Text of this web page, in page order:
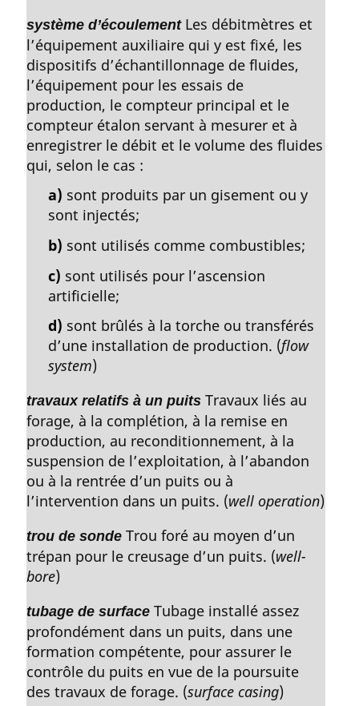
système d’écoulementLes débitmètres et
l’équipement auxiliaire qui y est fixé, les
dispositifs d’échantillonnage de fluides,
l’équipement pour les essais de
production, le compteur principal et le
compteur étalon servant à mesurer et à
enregistrer le débit et le volume des fluides
qui, selon le cas :
a) sont produits par un gisement ou y
sont injectés;
b) sont utilisés comme combustibles;
c) sont utilisés pour l’ascension
artificielle;
d) sont brûlés à la torche ou transférés
d’une installation de production. (flow
system)
travaux relatifs à un puits Travaux liés au
forage, à la complétion, à la remise en
production, au reconditionnement, à la
suspension de l’exploitation, à l’abandon
ou à la rentrée d’un puits ou à
l’intervention dans un puits. (well operation)
trou de sonde Trou foré au moyen d’un
trépan pour le creusage d’un puits. (well-
bore)
tubage de surface Tubage installé assez
profondément dans un puits, dans une
formation compétente, pour assurer le
contrôle du puits en vue de la poursuite
des travaux de forage. (surface casing)